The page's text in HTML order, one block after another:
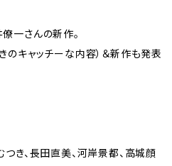
一さんの新作。
のキャッチーな内容）＆新作も発表
き、長田直美、河岸景都、高城顔